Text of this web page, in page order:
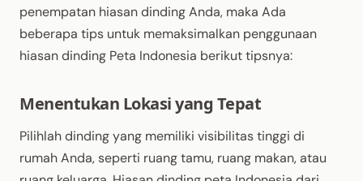
penempatan hiasan dinding Anda, maka Ada
beberapa tips untuk memaksimalkan penggunaan
hiasan dinding Peta Indonesia berikut tipsnya:
Menentukan Lokasi yang Tepat
Pilihlah dinding yang memiliki visibilitas tinggi di
rumah Anda, seperti ruang tamu, ruang makan, atau